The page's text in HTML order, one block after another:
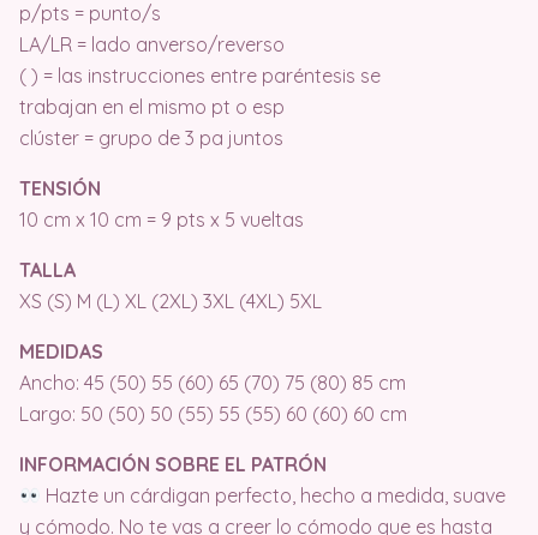
p/pts = punto/s
LA/LR = lado anverso/reverso
( ) = las instrucciones entre paréntesis se
trabajan en el mismo pt o esp
clúster = grupo de 3 pa juntos
TENSIÓN
10 cm x 10 cm = 9 pts x 5 vueltas
TALLA
XS (S) M (L) XL (2XL) 3XL (4XL) 5XL
MEDIDAS
Ancho: 45 (50) 55 (60) 65 (70) 75 (80) 85 cm
Largo: 50 (50) 50 (55) 55 (55) 60 (60) 60 cm
INFORMACIÓN SOBRE EL PATRÓN
Hazte un cárdigan perfecto, hecho a medida, suave
y cómodo. No te vas a creer lo cómodo que es hasta